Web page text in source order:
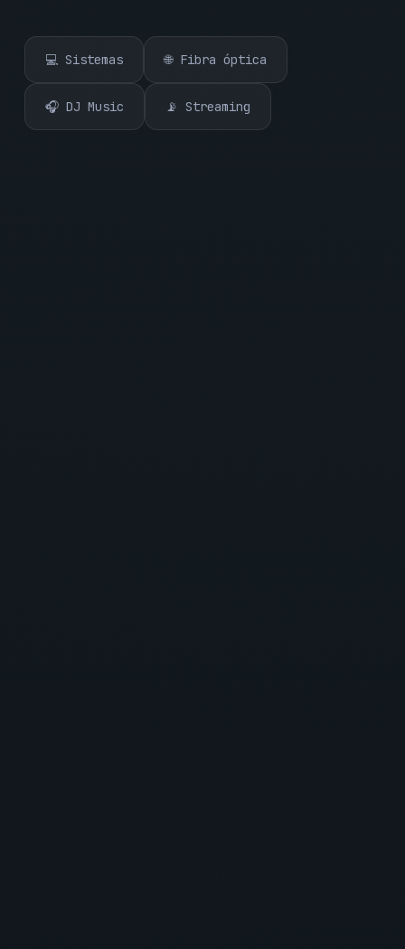
💻 Sistemas 🌐 Fibra óptica
🎧 DJ Music 📡 Streaming